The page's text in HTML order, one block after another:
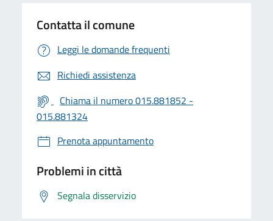
Contatta il comune
Leggi le domande frequenti
Richiedi assistenza
Chiama il numero 015.881852 -
015.881324
Prenota appuntamento
Problemi in città
Segnala disservizio